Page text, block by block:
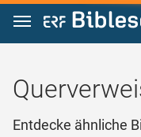
Zum Inhalt springen
Entdecke ähnliche